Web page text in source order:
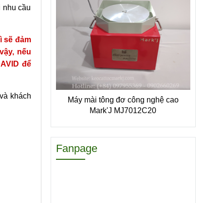
cầu
sẽ đảm
nếu
để
khách
Máy mài tông đơ công nghệ cao
Mark'J MJ7012C20
Fanpage